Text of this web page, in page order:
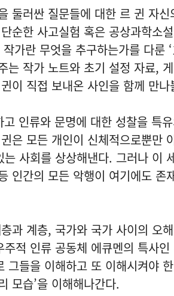
둘러싼 질문들에 대한 르 귄 자
순한 사고실험 혹은 공상과학소
가란 무엇을 추구하는가를 다룬
는 작가 노트와 초기 설정 자료,
이 직접 보내온 사인을 함께 만나
인류와 문명에 대한 성찰을 특
은 모든 개인이 신체적으로뿐만
사회를 상상해낸다. 그러나 이
인간의 모든 악행이 여기에도 존
과 계층, 국가와 국가 사이의 오
적 인류 공동체 에큐멘의 특사
그들을 이해하고 또 이해시켜야
모습’을 이해해나간다.